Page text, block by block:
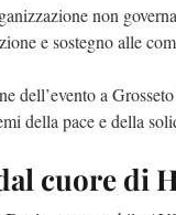
non
e sostegno alle
dell’evento a
della pace e della
cuore di